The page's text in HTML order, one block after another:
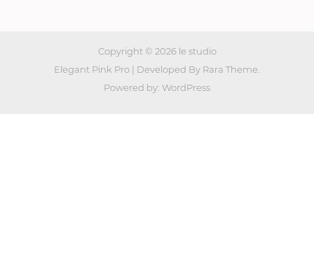
Copyright © 2026 le studio
Elegant Pink Pro | Developed By Rara Theme
Powered by: WordPress